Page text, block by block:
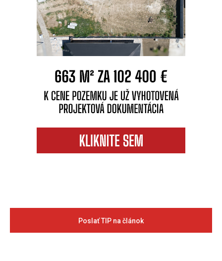
Poslať TIP na článok